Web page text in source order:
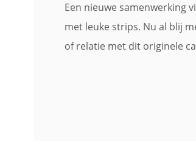
Een nieuwe samenwerking
met leuke strips. Nu al blij
of relatie met dit originele